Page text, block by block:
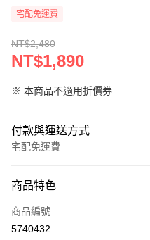
宅配免運費
NT$2,480
NT$1,890
※ 本商品不適用折價券
付款與運送方式
宅配免運費
信用卡一次付款
LINE Pay
商品特色
商品編號
5740432